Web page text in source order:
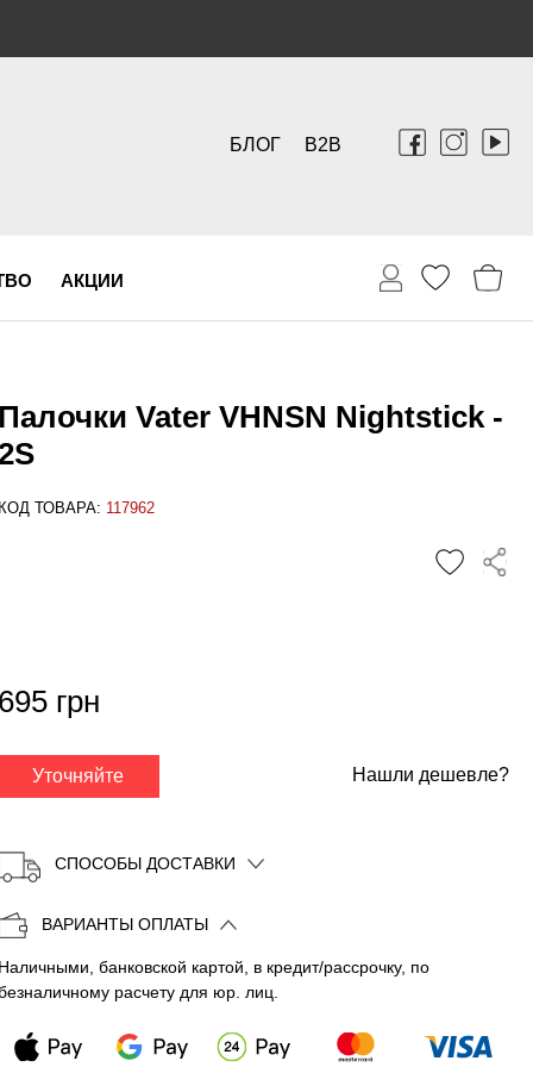
B2B
БЛОГ
АКЦИИ
Палочки Vater VHNSN Nightstick -
КОД ТОВАРА: 117962
Копировать
695 грн
Уточняйте Нашли дешевле?
СПОСОБЫ ДОСТАВКИ
ВАРИАНТЫ ОПЛАТЫ
Наличными, банковской картой, в кредит/рассрочку, по
расчету для юр. лиц.